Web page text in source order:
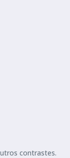
contrastes.